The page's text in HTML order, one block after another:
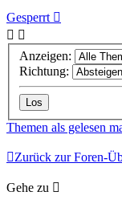
Gesperrt
Anzeigen:
Richtung:
Themen als gelesen
Zurück zur Foren-
Gehe zu